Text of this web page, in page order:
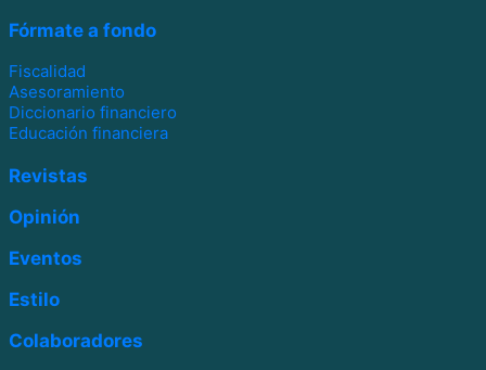
Fórmate a fondo
Fiscalidad
Asesoramiento
Diccionario financiero
Educación financiera
Revistas
Opinión
Eventos
Estilo
Colaboradores